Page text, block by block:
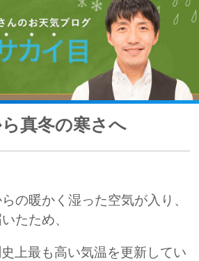
真冬の寒さへ
の暖かく湿った空気が入り、
たため、
上最も高い気温を更新してい